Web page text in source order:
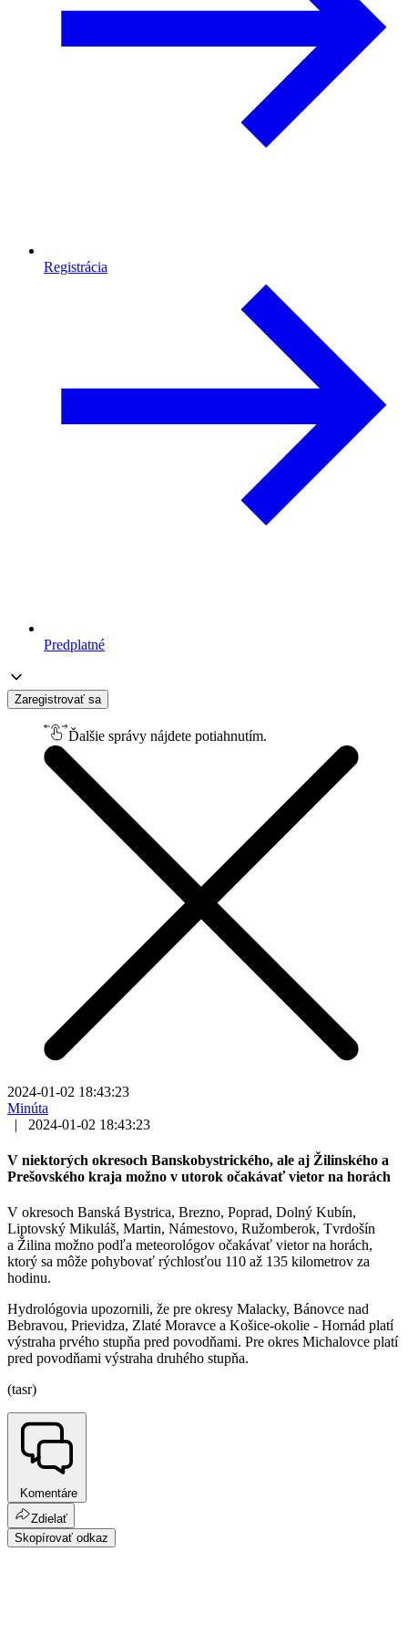
Registrácia
Predplatné
Zaregistrovať sa
Ďalšie správy nájdete potiahnutím.
2024-01-02 18:43:23
Minúta
|
2024-01-02 18:43:23
V niektorých okresoch Banskobystrického, ale aj Žilinského a
Prešovského kraja možno v utorok očakávať vietor na horách
V okresoch Banská Bystrica, Brezno, Poprad, Dolný Kubín,
Liptovský Mikuláš, Martin, Námestovo, Ružomberok, Tvrdošín
a Žilina možno podľa meteorológov očakávať vietor na horách,
ktorý sa môže pohybovať rýchlosťou 110 až 135 kilometrov za
hodinu.
Hydrológovia upozornili, že pre okresy Malacky, Bánovce nad
Bebravou, Prievidza, Zlaté Moravce a Košice-okolie - Hornád platí
výstraha prvého stupňa pred povodňami. Pre okres Michalovce platí
pred povodňami výstraha druhého stupňa.
(tasr)
Komentáre
Zdielať
Skopírovať odkaz